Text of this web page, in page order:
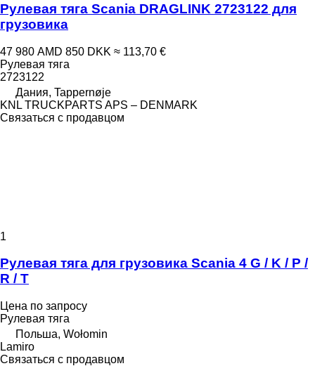
Рулевая тяга Scania DRAGLINK 2723122 для
грузовика
47 980 AMD 850 DKK ≈ 113,70 €
Рулевая тяга
2723122
Дания, Tappernøje
KNL TRUCKPARTS APS – DENMARK
Связаться с продавцом
1
Рулевая тяга для грузовика Scania 4 G / K / P /
R / T
Цена по запросу
Рулевая тяга
Польша, Wołomin
Lamiro
Связаться с продавцом